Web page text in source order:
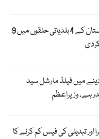
الیکشن کمیشن نے بلوچستان کے 4 بلدیاتی حلقوں میں 9
میں فیلڈ مارشل سید
ہے، وزیراعظم
تبدیلی کی فیس کم کرنے کا